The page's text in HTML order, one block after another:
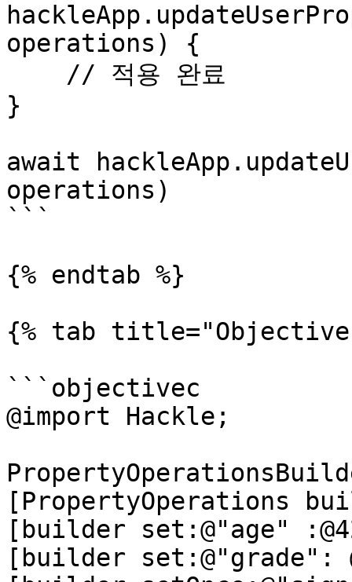
operations) {
}
await
operations)
```
{% endtab %}
{% tab
```objectivec
@import Hackle;
[PropertyOperations
[builder set:@"age"
[builder set:@"grade":